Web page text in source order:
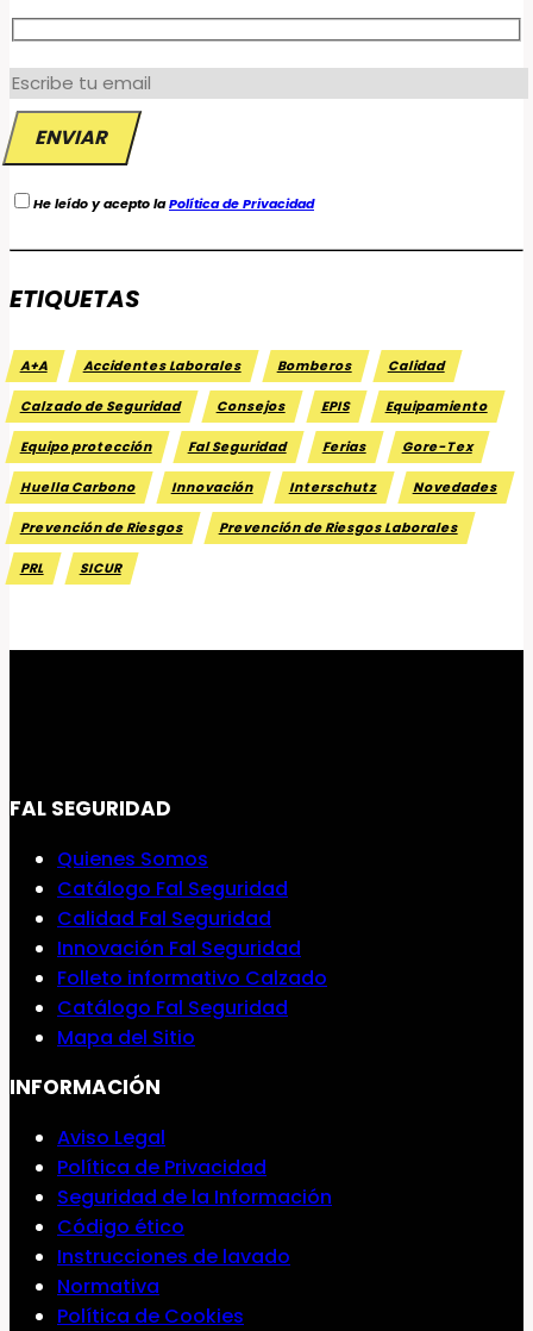
He leído y acepto laPolítica de Privacidad
ETIQUETAS
A+A Accidentes Laborales Bomberos Calidad
Calzado de Seguridad Consejos EPIS Equipamiento
Equipo protección Fal Seguridad Ferias Gore-Tex
Huella Carbono Innovación Interschutz Novedades
Prevención de Riesgos Prevención de Riesgos Laborales
PRL SICUR
FAL SEGURIDAD
Quienes Somos
Catálogo Fal Seguridad
Calidad Fal Seguridad
Innovación Fal Seguridad
Folleto informativo Calzado
Catálogo Fal Seguridad
Mapa del Sitio
INFORMACIÓN
Aviso Legal
Política de Privacidad
Seguridad de la Información
Código ético
Instrucciones de lavado
Normativa
Política de Cookies